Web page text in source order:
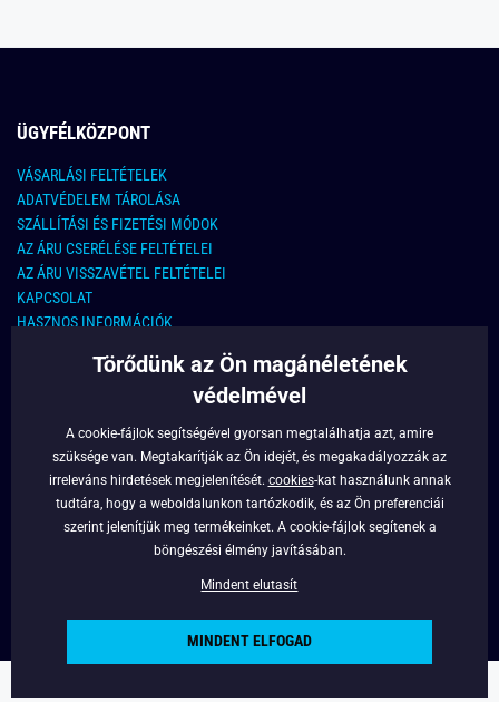
ÜGYFÉLKÖZPONT
VÁSARLÁSI FELTÉTELEK
ADATVÉDELEM TÁROLÁSA
SZÁLLÍTÁSI ÉS FIZETÉSI MÓDOK
AZ ÁRU CSERÉLÉSE FELTÉTELEI
AZ ÁRU VISSZAVÉTEL FELTÉTELEI
KAPCSOLAT
HASZNOS INFORMÁCIÓK
KAPCSOLAT
info@legyferfi.hu
FONTOS INFORMÁCIÓK
RÓLUNK
Törődünk az Ön magánéletének
védelmével
A cookie-fájlok segítségével gyorsan megtalálhatja azt, amire
szüksége van. Megtakarítják az Ön idejét, és megakadályozzák az
irreleváns hirdetések megjelenítését. cookies-kat használunk annak
tudtára, hogy a weboldalunkon tartózkodik, és az Ön preferenciái
szerint jelenítjük meg termékeinket. A cookie-fájlok segítenek a
böngészési élmény javításában.
Mindent elutasít
MINDENT ELFOGAD